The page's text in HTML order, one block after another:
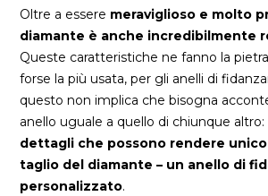
Oltre a essere meraviglioso e molto
diamante è anche incredibilmente
Queste caratteristiche ne fanno la
forse la più usata, per gli anelli di
questo non implica che bisogna
anello uguale a quello di chiunque altro:
dettagli che possono rendere
taglio del diamante – un anello di
personalizzato.